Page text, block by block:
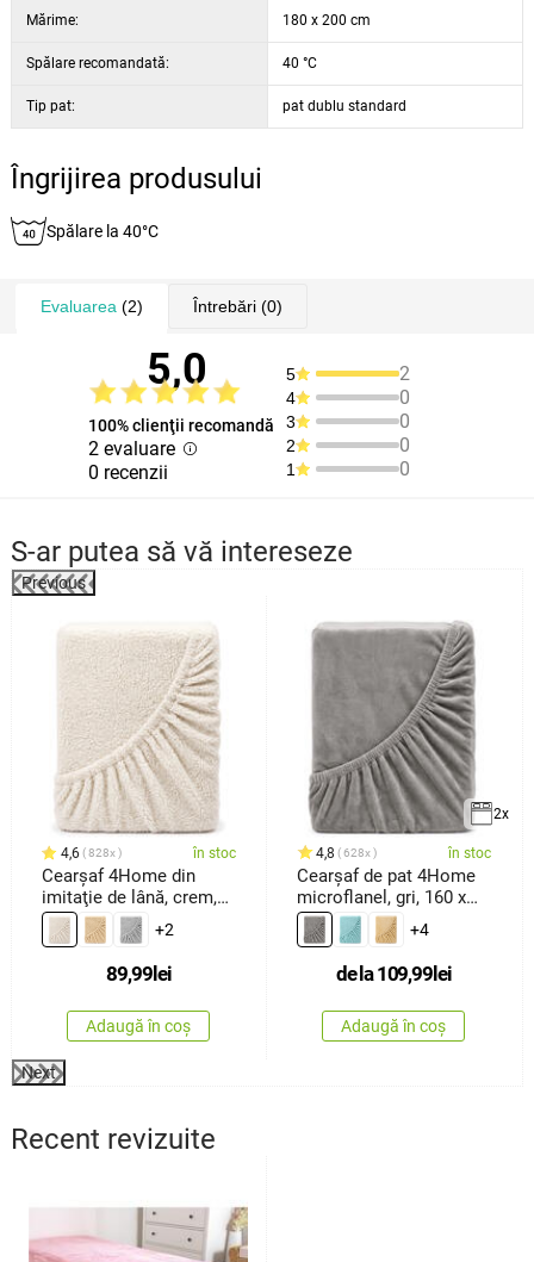
Mărime: 180 x 200 cm
Spălare recomandată: 40 °C
Tip pat: pat dublu standard
Îngrijirea produsului
Spălare la 40°C
Evaluarea (2) Întrebări(0)
5,0
100% clienţii recomandă
2 evaluare
0 recenzii
5 2
4 0
3 0
2 0
1 0
S-ar putea să vă intereseze
Previous
4,6 828x în stoc
Cearşaf 4Home din
imitaţie de lână, crem,
90 x 200 cm
+2
89,99 lei
Adaugă în coș
2x
4,8 628x în stoc
Cearșaf de pat 4Home
microflanel, gri, 160 x
200 c
+4
de la109,99 lei
Adaugă în coș
Next
Recent revizuite